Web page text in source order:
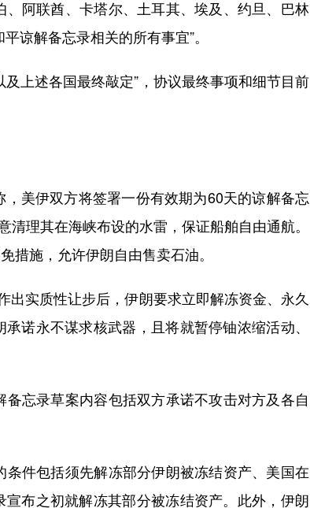
阿联酋、卡塔尔、土耳其、埃及、约旦、巴林
谅解备忘录相关的所有事宜”。
上述各国最终敲定”，协议最终事项和细节目前
美伊双方将签署一份有效期为60天的谅解备忘
清理其在海峡布设的水雷，保证船舶自由通航。
措施，允许伊朗自由售卖石油。
实质性让步后，伊朗要求立即解冻资金、永久
诺永不谋求核武器，且将就暂停铀浓缩活动、
忘录草案内容包括双方承诺不攻击对方及各自
件包括须先解冻部分伊朗被冻结资产、美国在
布之初就解冻其部分被冻结资产。此外，伊朗